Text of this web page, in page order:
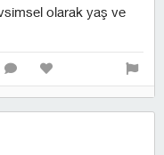
olarak yaş ve